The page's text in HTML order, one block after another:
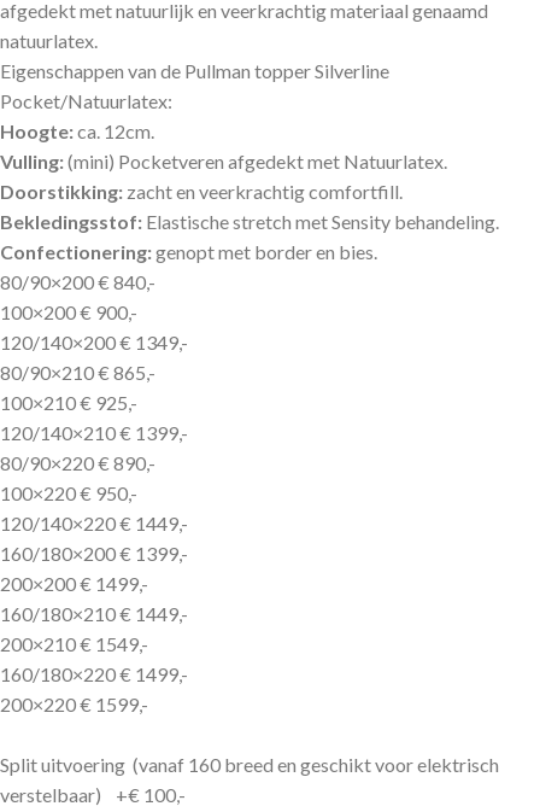
afgedekt met natuurlijk en veerkrachtig materiaal genaamd
natuurlatex.
Eigenschappen van de Pullman topper Silverline
Pocket/Natuurlatex:
Hoogte:ca. 12cm.
Vulling:(mini) Pocketveren afgedekt met Natuurlatex.
Doorstikking: zacht en veerkrachtig comfortfill.
Bekledingsstof: Elastische stretch met Sensity behandeling.
Confectionering:genopt met border en bies.
80/90×200 € 840,-
100×200 € 900,-
120/140×200 € 1349,-
80/90×210 € 865,-
100×210 € 925,-
120/140×210 € 1399,-
80/90×220 € 890,-
100×220 € 950,-
120/140×220 € 1449,-
160/180×200 € 1399,-
200×200 € 1499,-
160/180×210 € 1449,-
200×210 € 1549,-
160/180×220 € 1499,-
200×220 € 1599,-
Split uitvoering (vanaf 160 breed en geschikt voor elektrisch
verstelbaar) +€ 100,-